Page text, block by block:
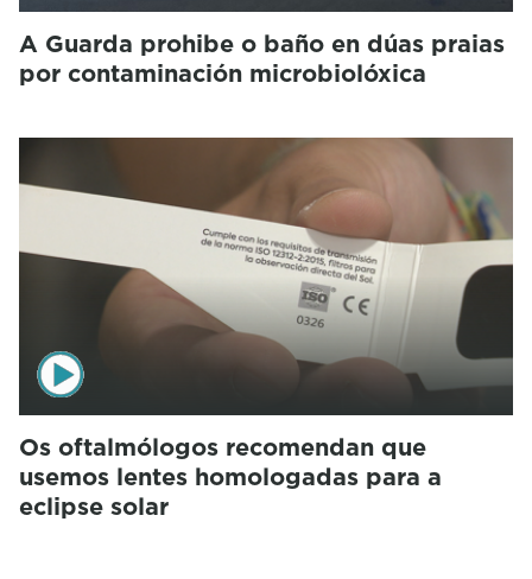
A Guarda prohibe o baño en dúas praias
por contaminación microbiolóxica
Os oftalmólogos recomendan que
usemos lentes homologadas para a
eclipse solar